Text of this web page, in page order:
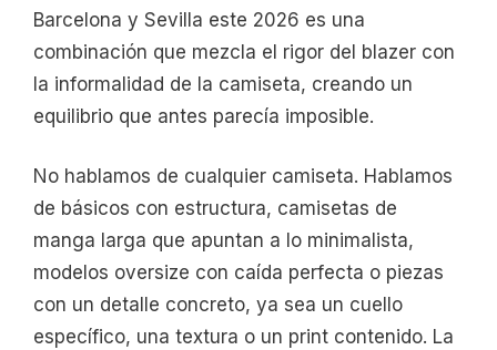
Barcelona y Sevilla este 2026 es una
combinación que mezcla el rigor del blazer con
la informalidad de la camiseta, creando un
equilibrio que antes parecía imposible.
No hablamos de cualquier camiseta. Hablamos
de básicos con estructura, camisetas de
manga larga que apuntan a lo minimalista,
modelos oversize con caída perfecta o piezas
con un detalle concreto, ya sea un cuello
específico, una textura o un print contenido. La